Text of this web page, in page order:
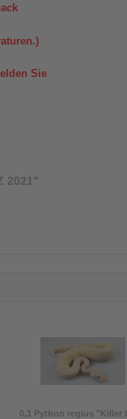
Sie
2021"
0,1 Python regius "Killer